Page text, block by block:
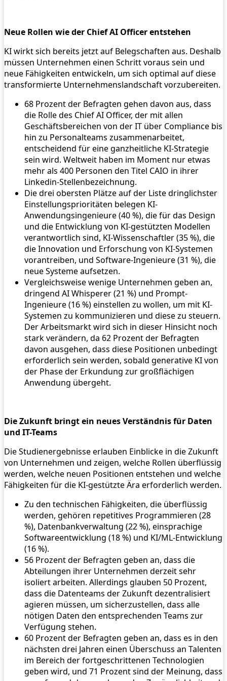
Neue Rollen wie der Chief AI Officer entstehen
KI wirkt sich bereits jetzt auf Belegschaften aus. Deshalb
müssen Unternehmen einen Schritt voraus sein und
neue Fähigkeiten entwickeln, um sich optimal auf diese
transformierte Unternehmenslandschaft vorzubereiten.
68 Prozent der Befragten gehen davon aus, dass
die Rolle des Chief AI Officer, der mit allen
Geschäftsbereichen von der IT über Compliance bis
hin zu Personalteams zusammenarbeitet,
entscheidend für eine ganzheitliche KI-Strategie
sein wird. Weltweit haben im Moment nur etwas
mehr als 400 Personen den Titel CAIO in ihrer
Linkedin-Stellenbezeichnung.
Die drei obersten Plätze auf der Liste dringlichster
Einstellungsprioritäten belegen KI-
Anwendungsingenieure (40 %), die für das Design
und die Entwicklung von KI-gestützten Modellen
verantwortlich sind, KI-Wissenschaftler (35 %), die
die Innovation und Erforschung von KI-Systemen
vorantreiben, und Software-Ingenieure (31 %), die
neue Systeme aufsetzen.
Vergleichsweise wenige Unternehmen geben an,
dringend AI Whisperer (21 %) und Prompt-
Ingenieure (16 %) einstellen zu wollen, um mit KI-
Systemen zu kommunizieren und diese zu steuern.
Der Arbeitsmarkt wird sich in dieser Hinsicht noch
stark verändern, da 62 Prozent der Befragten
davon ausgehen, dass diese Positionen unbedingt
erforderlich sein werden, sobald generative KI von
der Phase der Erkundung zur großflächigen
Anwendung übergeht.
Die Zukunft bringt ein neues Verständnis für Daten
und IT-Teams
Die Studienergebnisse erlauben Einblicke in die Zukunft
von Unternehmen und zeigen, welche Rollen überflüssig
werden, welche neuen Positionen entstehen und welche
Fähigkeiten für die KI-gestützte Ära erforderlich werden.
Zu den technischen Fähigkeiten, die überflüssig
werden, gehören repetitives Programmieren (28
%), Datenbankverwaltung (22 %), einsprachige
Softwareentwicklung (18 %) und KI/ML-Entwicklung
(16 %).
56 Prozent der Befragten geben an, dass die
Abteilungen ihrer Unternehmen derzeit sehr
isoliert arbeiten. Allerdings glauben 50 Prozent,
dass die Datenteams der Zukunft dezentralisiert
agieren müssen, um sicherzustellen, dass alle
nötigen Daten den entsprechenden Teams zur
Verfügung stehen.
60 Prozent der Befragten geben an, dass es in den
nächsten drei Jahren einen Überschuss an Talenten
im Bereich der fortgeschrittenen Technologien
geben wird, und 71 Prozent sind der Meinung, dass